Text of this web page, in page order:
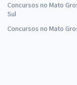
Concursos no Mato
Sul
Concursos no Mato